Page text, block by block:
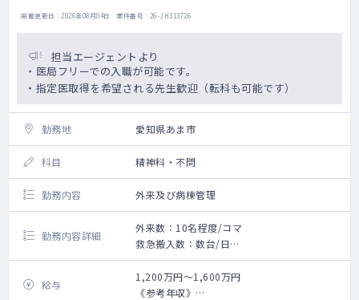
掲載更新日 : 2026年08月04日 案件番号 : 26-JH313726
担当エージェントより
・医局フリーでの入職が可能です。
・指定医取得を希望される先生歓迎（転科も可能です）
勤務地 愛知県あま市
科目 精神科・不問
勤務内容 外来及び病棟管理
勤務内容詳細
外来数：10名程度/コマ
救急搬入数：数台/日
外来：週1～2コマ
外来数：10名程度/コマ
主な疾患：統合失調症、うつ病、双極性障
給与
1,200万円～1,600万円
《参考年収》